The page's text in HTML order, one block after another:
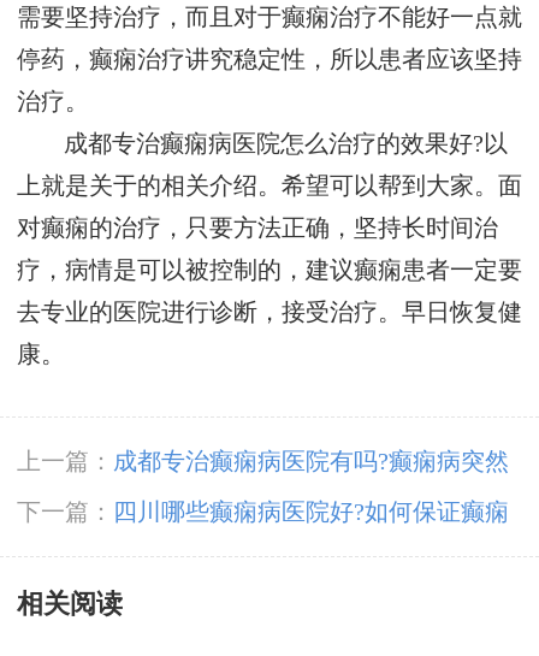
需要坚持治疗，而且对于癫痫治疗不能好一点就
停药，癫痫治疗讲究稳定性，所以患者应该坚持
治疗。
成都专治癫痫病医院怎么治疗的效果好?以
上就是关于的相关介绍。希望可以帮到大家。面
对癫痫的治疗，只要方法正确，坚持长时间治
疗，病情是可以被控制的，建议癫痫患者一定要
去专业的医院进行诊断，接受治疗。早日恢复健
康。
上一篇： 成都专治癫痫病医院有吗?癫痫病突然
发作怎么急救?
下一篇：
四川哪些癫痫病医院好?如何保证癫痫
患者的睡眠质量?
相关阅读